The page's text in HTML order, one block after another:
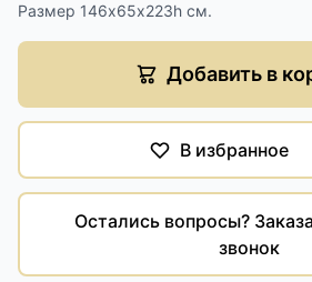
Размер 146х65х223h см.
Добавить в
В избранное
Остались вопросы?
звонок